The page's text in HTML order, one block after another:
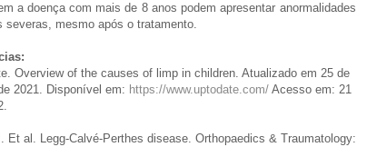
a doença com mais de 8 anos podem apresentar anormalidades
severas, mesmo após o tratamento.
Overview of the causes of limp in children. Atualizado em 25 de
2021. Disponível em: https://www.uptodate.com/Acesso em: 21
Et al. Legg-Calvé-Perthes disease. Orthopaedics & Traumatology: